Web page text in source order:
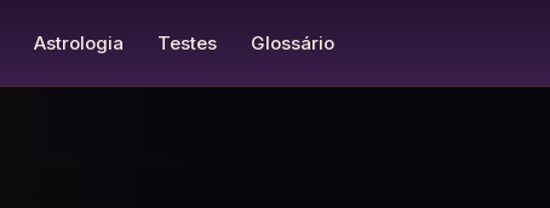
Astrologia Testes Glossário